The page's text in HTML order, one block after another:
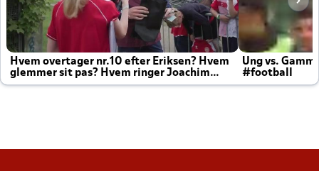
Hvem overtager nr.10 efter Eriksen? Hvem
glemmer sit pas? Hvem ringer Joachim
altid til efter kampe?
Ung vs.
#football